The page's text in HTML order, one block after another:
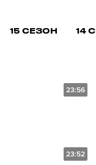
15 СЕЗОН 14
23:56
23:52